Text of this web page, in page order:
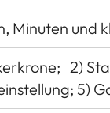
Minuten und
2)
5)